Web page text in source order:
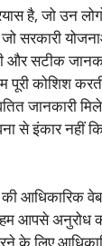
है, जो उन
सरकारी
सटीक
पूरी कोशिश
जानकारी
से इंकार नहीं
आधिकारिक
आपसे अनुरोध